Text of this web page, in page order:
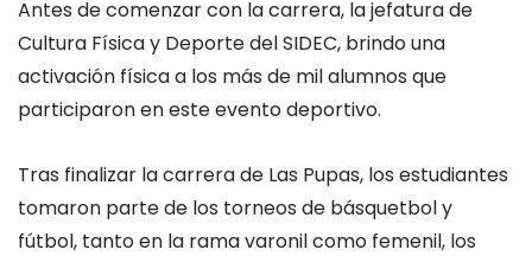
Antes de comenzar con la carrera, la jefatura de
Cultura Física y Deporte del SIDEC, brindo una
activación física a los más de mil alumnos que
participaron en este evento deportivo.
Tras finalizar lacarrera de Las Pupas, los estudiantes
tomaron parte de los torneos de básquetbol y
fútbol, tanto en la rama varonil como femenil, los